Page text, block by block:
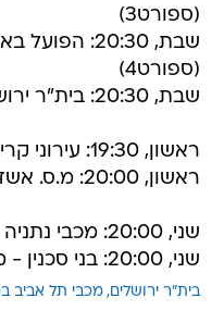
(ספורט3)
שבת, 20:30:
(ספורט4)
שבת, 20:30: בית"ר ירושלים - מכבי תל אביב
ראשון, 19:30: עירוני קרית שמונה - הפועל חיפה
ראשון, 20:00: מ.ס. אשדוד - עירוני טבריה (ספורט1)
שני, 20:00: מכבי נתניה - הפועל ירושלים (ספורט4)
שני, 20:00: בני סכנין - מכבי בני ריינה
בית"ר ירושלים מכבי תל אביב